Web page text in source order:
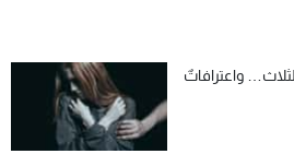
واعترافاتٌ